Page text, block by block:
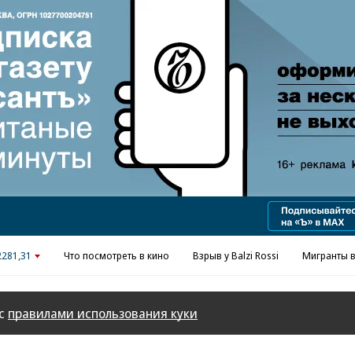
Реклама в «Ъ» www.kommersant.ru/ad
Что посмотреть в кино Взрыв у Balzi Rossi Мигранты
правилами использования куки